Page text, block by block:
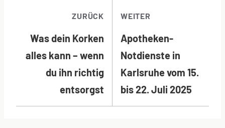
ZURÜCK
Was dein Korken
alles kann – wenn
du ihn richtig
entsorgst
WEITER
Apotheken-
Notdienste in
Karlsruhe vom 15.
bis 22. Juli 2025